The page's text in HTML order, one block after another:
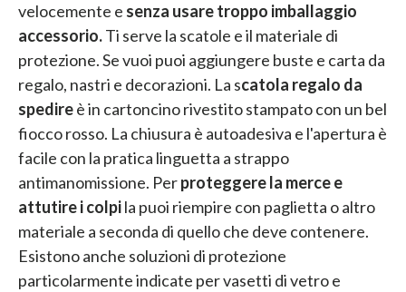
velocemente e senza usare troppo imballaggio
accessorio.Ti serve la scatole e il materiale di
protezione. Se vuoi puoi aggiungere buste e carta da
regalo, nastri e decorazioni. La scatola regalo da
spedireè in cartoncino rivestito stampato con un bel
fiocco rosso. La chiusura è autoadesiva e l'apertura è
facile con la pratica linguetta a strappo
antimanomissione. Perproteggere la merce e
attutire i colpila puoi riempire con paglietta o altro
materiale a seconda di quello che deve contenere.
Esistono anche soluzioni di protezione
particolarmente indicate per vasetti di vetro e